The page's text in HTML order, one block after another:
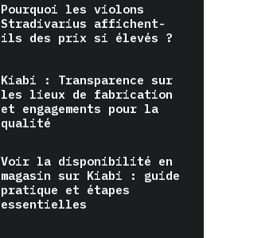
Pourquoi les violons
Stradivarius affichent-
ils des prix si élevés ?
Kiabi : Transparence sur
les lieux de fabrication
et engagements pour la
qualité
Voir la disponibilité en
magasin sur Kiabi : guide
pratique et étapes
essentielles